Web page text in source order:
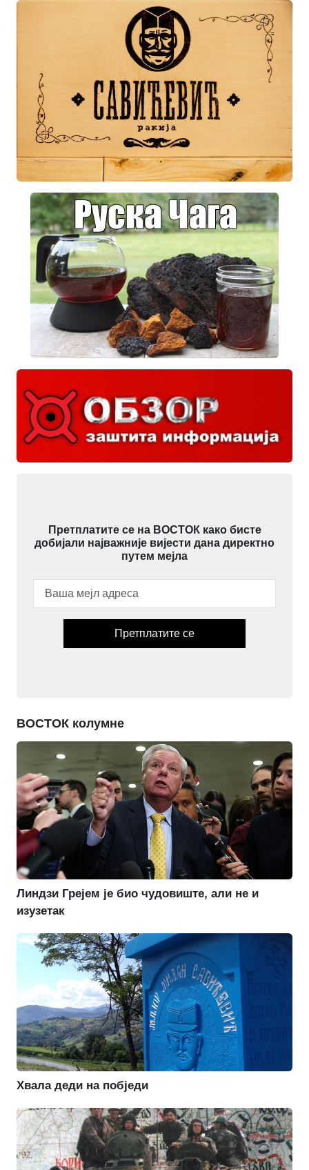
Претплатите се на ВОСТОК како бисте
добијали најважније вијести дана директно
путем мејла
Претплатите се
ВОСТОК колумне
Линдзи Грејем је био чудовиште, али не и
изузетак
Хвала деди на побједи